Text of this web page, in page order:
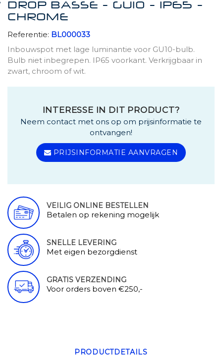
DROP BASSE - GU10 - IP65 -
CHROME
Referentie: BL000033
Inbouwspot met lage luminantie voor GU10-bulb.
Bulb niet inbegrepen. IP65 voorkant. Verkrijgbaar in
zwart, chroom of wit.
INTERESSE IN DIT PRODUCT?
Neem contact met ons op om prijsinformatie te
ontvangen!
PRIJSINFORMATIE AANVRAGEN
VEILIG ONLINE BESTELLEN
Betalen op rekening mogelijk
SNELLE LEVERING
Met eigen bezorgdienst
GRATIS VERZENDING
Voor orders boven €250,-
PRODUCTDETAILS